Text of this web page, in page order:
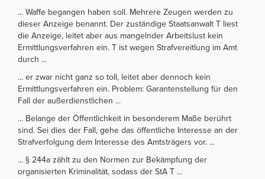
... Waffe begangen haben soll. Mehrere Zeugen werden zu
dieser Anzeige benannt. Der zuständige Staatsanwalt T liest
die Anzeige, leitet aber aus mangelnder Arbeitslust kein
Ermittlungsverfahren ein. T ist wegen Strafvereitlung im Amt
durch ...
... er zwar nicht ganz so toll, leitet aber dennoch kein
Ermittlungsverfahren ein. Problem: Garantenstellung für den
Fall der außerdienstlichen ...
... Belange der Öffentlichkeit in besonderem Maße berührt
sind. Sei dies der Fall, gehe das öffentliche Interesse an der
Strafverfolgung dem Interesse des Amtsträgers vor. ...
... § 244a zählt zu den Normen zur Bekämpfung der
organisierten Kriminalität, sodass der StA T ...